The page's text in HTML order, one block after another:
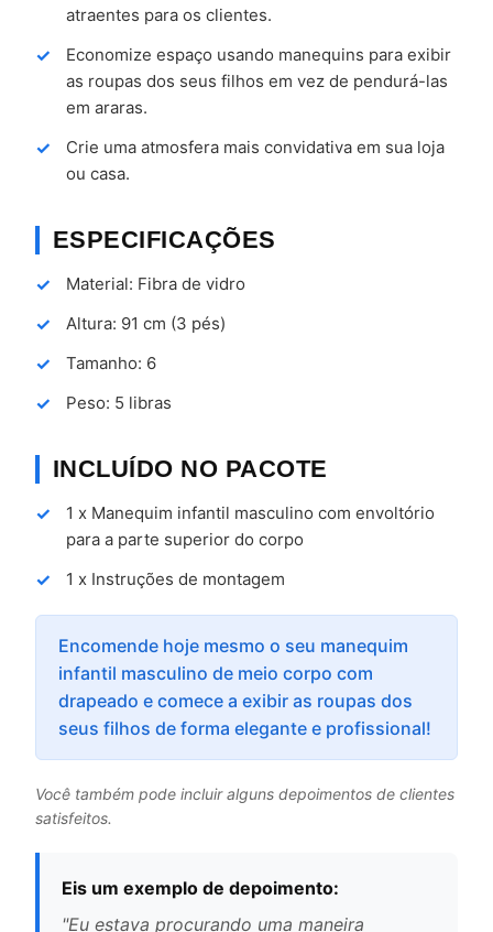
atraentes para os clientes.
Economize espaço usando manequins para exibir
as roupas dos seus filhos em vez de pendurá-las
em araras.
Crie uma atmosfera mais convidativa em sua loja
ou casa.
ESPECIFICAÇÕES
Material: Fibra de vidro
Altura: 91 cm (3 pés)
Tamanho: 6
Peso: 5 libras
INCLUÍDO NO PACOTE
1 x Manequim infantil masculino com envoltório
para a parte superior do corpo
1 x Instruções de montagem
Encomende hoje mesmo o seu manequim
infantil masculino de meio corpo com
drapeado e comece a exibir as roupas dos
seus filhos de forma elegante e profissional!
Você também pode incluir alguns depoimentos de clientes
satisfeitos.
Eis um exemplo de depoimento:
"Eu estava procurando uma maneira